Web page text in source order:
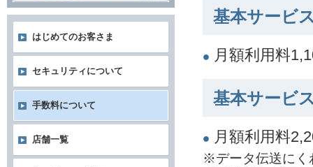
基本サービ
月額利用料
基本サービ
月額利用料
※データ伝送にく
はじめてのお客さま
セキュリティについて
手数料について
店舗一覧